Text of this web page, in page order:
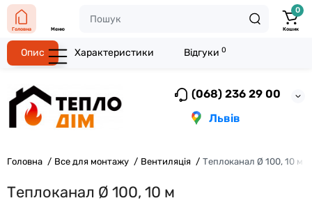
(068) 236 29 00
Львів
Головна Меню
0
Кошик
Головна Все для монтажу Вентиляція Теплоканал Ø 100, 10 м
Теплоканал Ø 100, 10 м
Опис Характеристики Відгуки 0